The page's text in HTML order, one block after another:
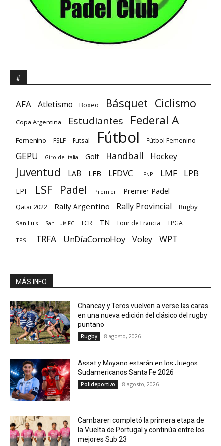
#
AFA Atletismo Boxeo Básquet Ciclismo
Copa Argentina Estudiantes Federal A
Femenino FSLF Futsal Fútbol Fútbol Femenino
GEPU Giro de Italia Golf Handball Hockey
Juventud LAB LFB LFDVC LFNP LMF LPB
LPF LSF Padel Premier Premier Padel
Qatar 2022 Rally Argentino Rally Provincial Rugby
San Luis San Luis FC TCR TN Tour de Francia TPGA
TPSL TRFA UnDíaComoHoy Voley WPT
MÁS INFO
Chancay y Teros vuelven a verse las caras
en una nueva edición del clásico del rugby
puntano
Rugby 8 agosto, 2026
Assat y Moyano estarán en los Juegos
Sudamericanos Santa Fe 2026
Polideportivo 8 agosto, 2026
Cambareri completó la primera etapa de
la Vuelta de Portugal y continúa entre los
mejores Sub 23